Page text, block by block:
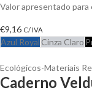
Valor apresentado
€9,16 C/ IVA
Azul Royal Cinza Claro
Ecológicos-Materiais
Caderno